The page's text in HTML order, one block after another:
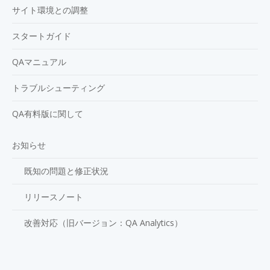
サイト環境との調整
スタートガイド
QAマニュアル
トラブルシューティング
QA有料版に関して
お知らせ
既知の問題と修正状況
リリースノート
改善対応（旧バージョン：QA Analytics）